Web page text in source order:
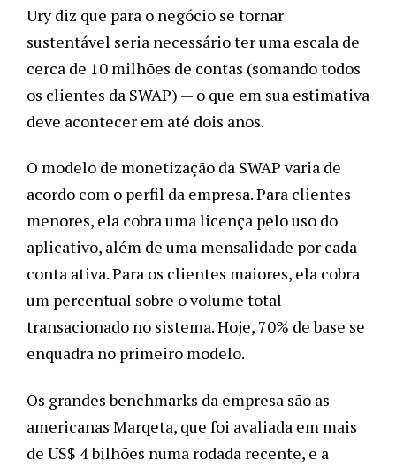
Ury diz que para o negócio se tornar
sustentável seria necessário ter uma escala de
cerca de 10 milhões de contas (somando todos
os clientes da SWAP) — o que em sua estimativa
deve acontecer em até dois anos.
O modelo de monetização da SWAP varia de
acordo com o perfil da empresa. Para clientes
menores, ela cobra uma licença pelo uso do
aplicativo, além de uma mensalidade por cada
conta ativa. Para os clientes maiores, ela cobra
um percentual sobre o volume total
transacionado no sistema. Hoje, 70% de base se
enquadra no primeiro modelo.
Os grandes benchmarks da empresa são as
americanas Marqeta, que foi avaliada em mais
de US$ 4 bilhões numa rodada recente, e a